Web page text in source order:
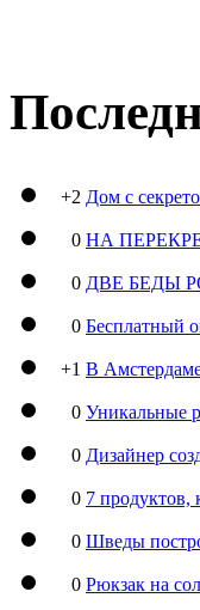
+2 Дом с
0 НА
0 ДВЕ БЕДЫ
0 Бесплатный
+1 В
0 Уникальные
0 Дизайнер
0 7 продуктов,
0 Шведы
0 Рюкзак на